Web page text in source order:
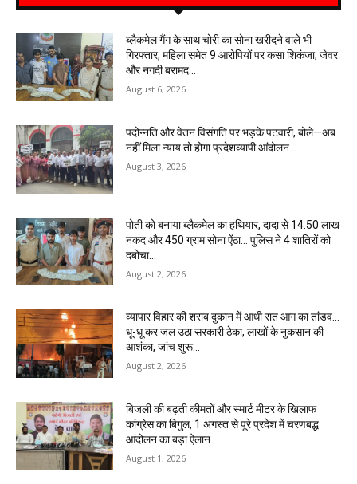
ब्लैकमेल गैंग के साथ चोरी का सोना खरीदने वाले भी
गिरफ्तार, महिला समेत 9 आरोपियों पर कसा शिकंजा; जेवर
और नगदी बरामद…
August 6, 2026
पदोन्नति और वेतन विसंगति पर भड़के पटवारी, बोले—अब
नहीं मिला न्याय तो होगा प्रदेशव्यापी आंदोलन…
August 3, 2026
पोती को बनाया ब्लैकमेल का हथियार, दादा से 14.50 लाख
नकद और 450 ग्राम सोना ऐंठा… पुलिस ने 4 शातिरों को
दबोचा…
August 2, 2026
व्यापार विहार की शराब दुकान में आधी रात आग का तांडव…
धू-धू कर जल उठा सरकारी ठेका, लाखों के नुकसान की
आशंका, जांच शुरू…
August 2, 2026
बिजली की बढ़ती कीमतों और स्मार्ट मीटर के खिलाफ
कांग्रेस का बिगुल, 1 अगस्त से पूरे प्रदेश में चरणबद्ध
आंदोलन का बड़ा ऐलान…
August 1, 2026